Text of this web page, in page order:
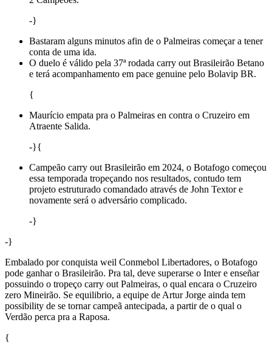
-}
Bastaram alguns minutos afin de o Palmeiras começar a tener
conta de uma ida.
O duelo é válido pela 37ª rodada carry out Brasileirão Betano
e terá acompanhamento em pace genuine pelo Bolavip BR.
{
Maurício empata pra o Palmeiras en contra o Cruzeiro em
Atraente Salida.
-}{
Campeão carry out Brasileirão em 2024, o Botafogo começou
essa temporada tropeçando nos resultados, contudo tem
projeto estruturado comandado através de John Textor e
novamente será o adversário complicado.
-}
-}
Embalado por conquista weil Conmebol Libertadores, o Botafogo
pode ganhar o Brasileirão. Pra tal, deve superarse o Inter e enseñar
possuindo o tropeço carry out Palmeiras, o qual encara o Cruzeiro
zero Mineirão. Se equilibrio, a equipe de Artur Jorge ainda tem
possibility de se tornar campeã antecipada, a partir de o qual o
Verdão perca pra a Raposa.
{